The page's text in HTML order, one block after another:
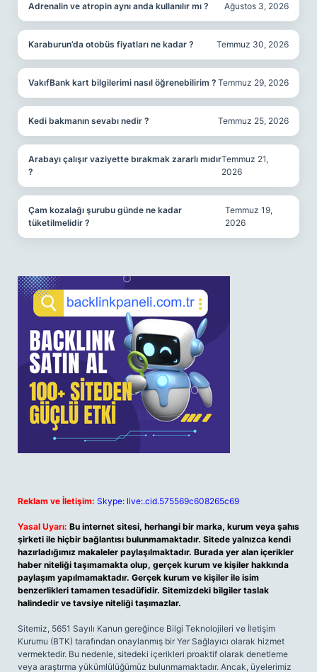
Adrenalin ve atropin aynı anda kullanılır mı ? Ağustos 3, 2026
Karaburun’da otobüs fiyatları ne kadar ? Temmuz 30, 2026
VakıfBank kart bilgilerimi nasıl öğrenebilirim ? Temmuz 29, 2026
Kedi bakmanın sevabı nedir ? Temmuz 25, 2026
Arabayı çalışır vaziyette bırakmak zararlı mıdır
?
Temmuz 21,
2026
Çam kozalağı şurubu günde ne kadar
tüketilmelidir ?
Temmuz 19,
2026
Reklam ve İletişim: Skype: live:.cid.575569c608265c69
Yasal Uyarı: Bu internet sitesi, herhangi bir marka, kurum veya şahıs
şirketi ile hiçbir bağlantısı bulunmamaktadır. Sitede yalnızca kendi
hazırladığımız makaleler paylaşılmaktadır. Burada yer alan içerikler
haber niteliği taşımamakta olup, gerçek kurum ve kişiler hakkında
paylaşım yapılmamaktadır. Gerçek kurum ve kişiler ile isim
benzerlikleri tamamen tesadüfidir. Sitemizdeki bilgiler taslak
halindedir ve tavsiye niteliği taşımazlar.
Sitemiz, 5651 Sayılı Kanun gereğince Bilgi Teknolojileri ve İletişim
Kurumu (BTK) tarafından onaylanmış bir Yer Sağlayıcı olarak hizmet
vermektedir. Bu nedenle, sitedeki içerikleri proaktif olarak denetleme
veya araştırma yükümlülüğümüz bulunmamaktadır. Ancak, üyelerimiz